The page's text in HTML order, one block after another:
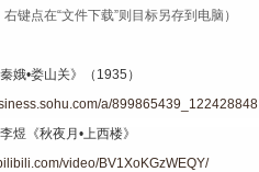
键点在“文件下载”则目标另存到电脑）
娥•娄山关》（1935）
a/899865439_122428848
煜《秋夜月•上西楼》
video/BV1XoKGzWEQY/